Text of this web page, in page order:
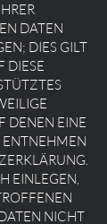
DATEN
DIES GILT
DIESE
DENEN EINE
ENTNEHMEN
EINLEGEN,
NICHT